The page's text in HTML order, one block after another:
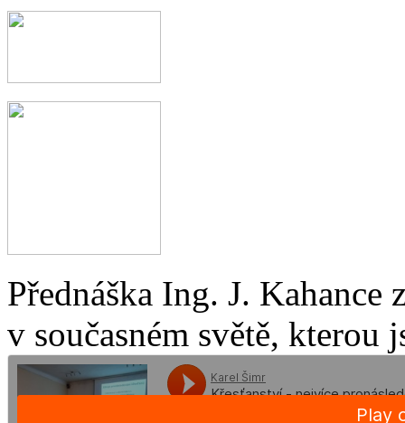
Přednáška Ing. J.
v současném světě, kterou